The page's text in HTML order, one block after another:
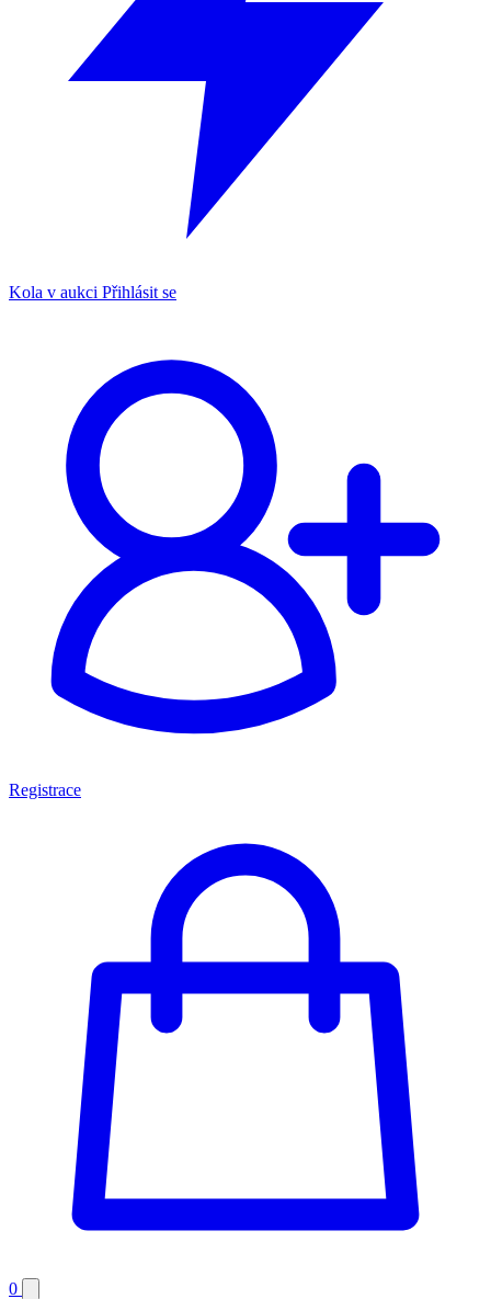
Kola v aukci Přihlásit se
Registrace
0